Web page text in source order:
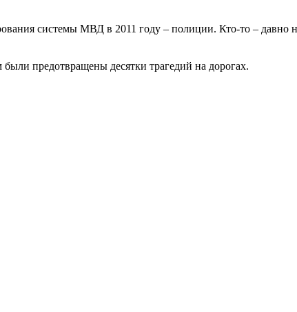
системы МВД в 2011 году – полиции. Кто-то – давно
предотвращены десятки трагедий на дорогах.